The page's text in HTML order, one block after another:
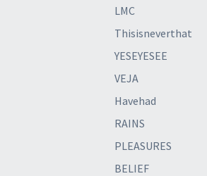
LMC
Thisisneverthat
YESEYESEE
VEJA
Havehad
RAINS
PLEASURES
BELIEF